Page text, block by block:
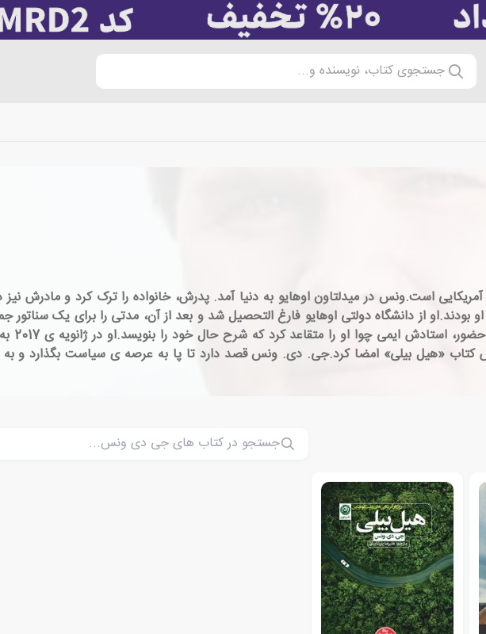
جستجوی کتاب، نویسنده و...
زاده ی 2 آگوست 1984، نویسنده ی آمریکایی است.ونس در میدلتاون اوهایو به دنیا آمد. پدرش، خانواده را ترک کرد و
بودند.او از دانشگاه دولتی اوهایو فارغ التحصیل شد و بعد از آن، مدتی را برای یک
کتاب «هیل بیلی» امضا کرد.جی. دی. ونس قصد دارد تا پا به عرصه ی سیاست بگذارد و به